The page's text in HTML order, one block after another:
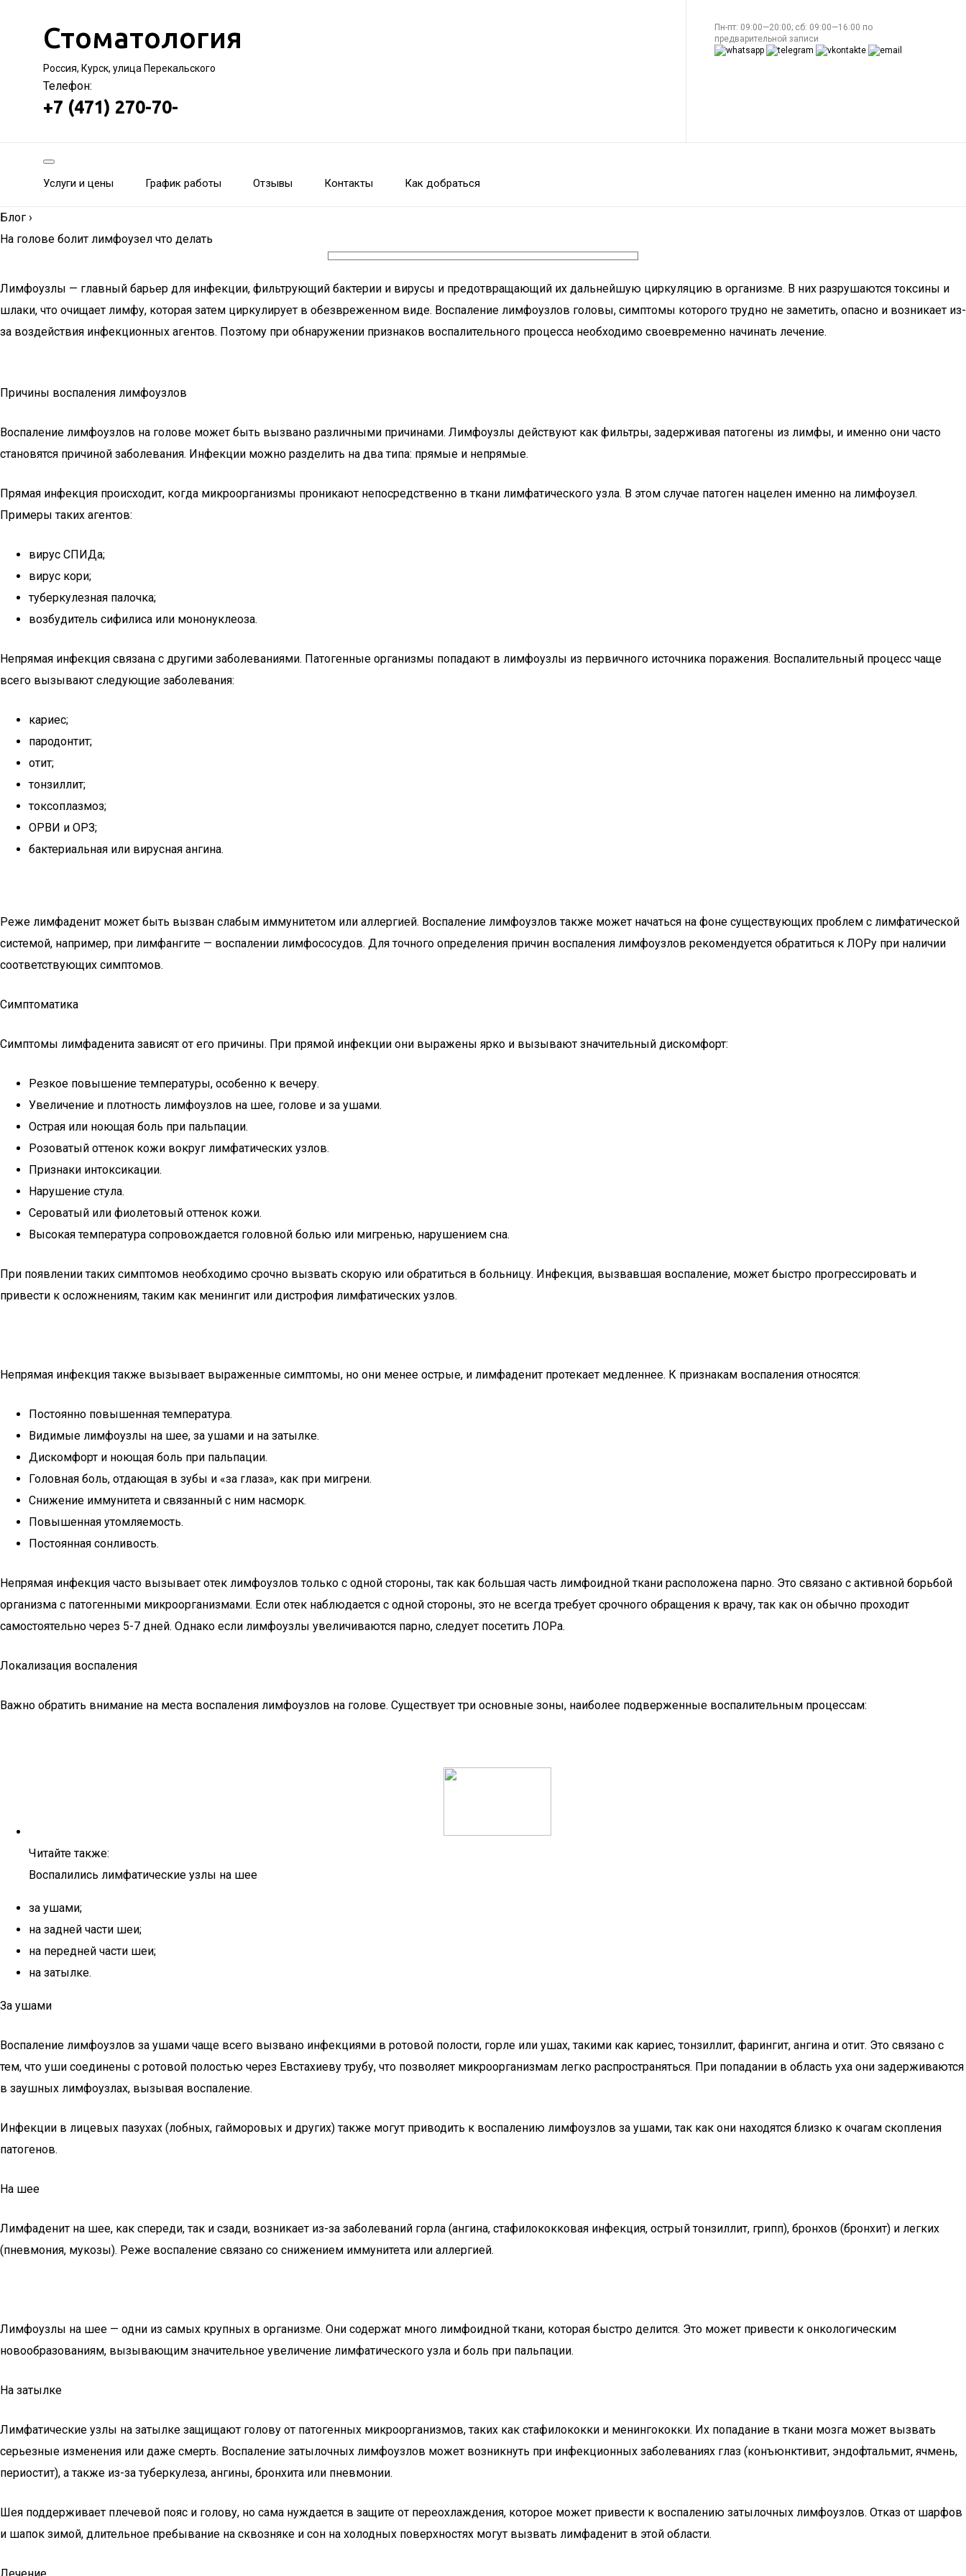
Стоматология
Россия, Курск, улица Перекальского
Телефон:
+7 (471) 270-70-
Пн-пт: 09:00—20:00; сб: 09:00—16:00 по
предварительной записи
Услуги и цены График работы Отзывы Контакты Как добраться
Блог ›
На голове болит лимфоузел что делать
Лимфоузлы — главный барьер для инфекции, фильтрующий бактерии и вирусы и предотвращающий их дальнейшую циркуляцию в организме. В них разрушаются токсины и
шлаки, что очищает лимфу, которая затем циркулирует в обезвреженном виде. Воспаление лимфоузлов головы, симптомы которого трудно не заметить, опасно и возникает из-
за воздействия инфекционных агентов. Поэтому при обнаружении признаков воспалительного процесса необходимо своевременно начинать лечение.
Причины воспаления лимфоузлов
Воспаление лимфоузлов на голове может быть вызвано различными причинами. Лимфоузлы действуют как фильтры, задерживая патогены из лимфы, и именно они часто
становятся причиной заболевания. Инфекции можно разделить на два типа: прямые и непрямые.
Прямая инфекция происходит, когда микроорганизмы проникают непосредственно в ткани лимфатического узла. В этом случае патоген нацелен именно на лимфоузел.
Примеры таких агентов:
вирус СПИДа;
вирус кори;
туберкулезная палочка;
возбудитель сифилиса или мононуклеоза.
Непрямая инфекция связана с другими заболеваниями. Патогенные организмы попадают в лимфоузлы из первичного источника поражения. Воспалительный процесс чаще
всего вызывают следующие заболевания:
кариес;
пародонтит;
отит;
тонзиллит;
токсоплазмоз;
ОРВИ и ОРЗ;
бактериальная или вирусная ангина.
Реже лимфаденит может быть вызван слабым иммунитетом или аллергией. Воспаление лимфоузлов также может начаться на фоне существующих проблем с лимфатической
системой, например, при лимфангите — воспалении лимфососудов. Для точного определения причин воспаления лимфоузлов рекомендуется обратиться к ЛОРу при наличии
соответствующих симптомов.
Симптоматика
Симптомы лимфаденита зависят от его причины. При прямой инфекции они выражены ярко и вызывают значительный дискомфорт:
Резкое повышение температуры, особенно к вечеру.
Увеличение и плотность лимфоузлов на шее, голове и за ушами.
Острая или ноющая боль при пальпации.
Розоватый оттенок кожи вокруг лимфатических узлов.
Признаки интоксикации.
Нарушение стула.
Сероватый или фиолетовый оттенок кожи.
Высокая температура сопровождается головной болью или мигренью, нарушением сна.
При появлении таких симптомов необходимо срочно вызвать скорую или обратиться в больницу. Инфекция, вызвавшая воспаление, может быстро прогрессировать и
привести к осложнениям, таким как менингит или дистрофия лимфатических узлов.
Непрямая инфекция также вызывает выраженные симптомы, но они менее острые, и лимфаденит протекает медленнее. К признакам воспаления относятся:
Постоянно повышенная температура.
Видимые лимфоузлы на шее, за ушами и на затылке.
Дискомфорт и ноющая боль при пальпации.
Головная боль, отдающая в зубы и «за глаза», как при мигрени.
Снижение иммунитета и связанный с ним насморк.
Повышенная утомляемость.
Постоянная сонливость.
Непрямая инфекция часто вызывает отек лимфоузлов только с одной стороны, так как большая часть лимфоидной ткани расположена парно. Это связано с активной борьбой
организма с патогенными микроорганизмами. Если отек наблюдается с одной стороны, это не всегда требует срочного обращения к врачу, так как он обычно проходит
самостоятельно через 5-7 дней. Однако если лимфоузлы увеличиваются парно, следует посетить ЛОРа.
Локализация воспаления
Важно обратить внимание на места воспаления лимфоузлов на голове. Существует три основные зоны, наиболее подверженные воспалительным процессам:
Читайте также:
Воспалились лимфатические узлы на шее
за ушами;
на задней части шеи;
на передней части шеи;
на затылке.
За ушами
Воспаление лимфоузлов за ушами чаще всего вызвано инфекциями в ротовой полости, горле или ушах, такими как кариес, тонзиллит, фарингит, ангина и отит. Это связано с
тем, что уши соединены с ротовой полостью через Евстахиеву трубу, что позволяет микроорганизмам легко распространяться. При попадании в область уха они задерживаются
в заушных лимфоузлах, вызывая воспаление.
Инфекции в лицевых пазухах (лобных, гайморовых и других) также могут приводить к воспалению лимфоузлов за ушами, так как они находятся близко к очагам скопления
патогенов.
На шее
Лимфаденит на шее, как спереди, так и сзади, возникает из-за заболеваний горла (ангина, стафилококковая инфекция, острый тонзиллит, грипп), бронхов (бронхит) и легких
(пневмония, мукозы). Реже воспаление связано со снижением иммунитета или аллергией.
Лимфоузлы на шее — одни из самых крупных в организме. Они содержат много лимфоидной ткани, которая быстро делится. Это может привести к онкологическим
новообразованиям, вызывающим значительное увеличение лимфатического узла и боль при пальпации.
На затылке
Лимфатические узлы на затылке защищают голову от патогенных микроорганизмов, таких как стафилококки и менингококки. Их попадание в ткани мозга может вызвать
серьезные изменения или даже смерть. Воспаление затылочных лимфоузлов может возникнуть при инфекционных заболеваниях глаз (конъюнктивит, эндофтальмит, ячмень,
периостит), а также из-за туберкулеза, ангины, бронхита или пневмонии.
Шея поддерживает плечевой пояс и голову, но сама нуждается в защите от переохлаждения, которое может привести к воспалению затылочных лимфоузлов. Отказ от шарфов
и шапок зимой, длительное пребывание на сквозняке и сон на холодных поверхностях могут вызвать лимфаденит в этой области.